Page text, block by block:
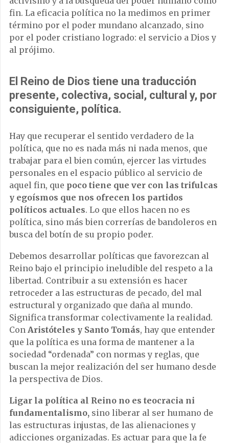
fin. La eficacia política no la medimos en primer
término por el poder mundano alcanzado, sino
por el poder cristiano logrado: el servicio a Dios y
al prójimo.
El Reino de Dios tiene una traducción
presente, colectiva, social, cultural y, por
consiguiente, política.
Hay que recuperar el sentido verdadero de la
política, que no es nada más ni nada menos, que
trabajar para el bien común, ejercer las virtudes
personales en el espacio público al servicio de
aquel fin, que poco tiene que ver con las trifulcas
y egoísmos que nos ofrecen los partidos
políticos actuales. Lo que ellos hacen no es
política, sino más bien correrías de bandoleros en
busca del botín de su propio poder.
Debemos desarrollar políticas que favorezcan al
Reino bajo el principio ineludible del respeto a la
libertad. Contribuir a su extensión es hacer
retroceder a las estructuras de pecado, del mal
estructural y organizado que daña al mundo.
Significa transformar colectivamente la realidad.
Con Aristóteles y Santo Tomás, hay que entender
que la política es una forma de mantener a la
sociedad “ordenada” con normas y reglas, que
buscan la mejor realización del ser humano desde
la perspectiva de Dios.
Ligar la política al Reino no es teocracia ni
fundamentalismo, sino liberar al ser humano de
las estructuras injustas, de las alienaciones y
adicciones organizadas. Es actuar para que la fe